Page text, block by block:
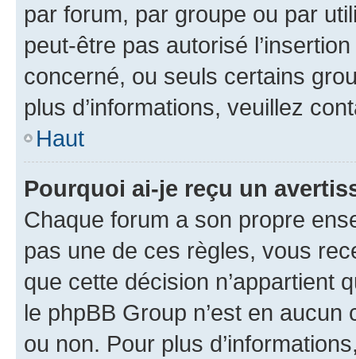
par forum, par groupe ou par
peut-être pas autorisé
concerné, ou seuls certains
plus d’informations, veuillez
Haut
Pourquoi ai-je reçu un
Chaque forum a son propre
pas une de ces règles, vous
que cette décision n’appartient
le phpBB Group n’est en
ou non. Pour plus